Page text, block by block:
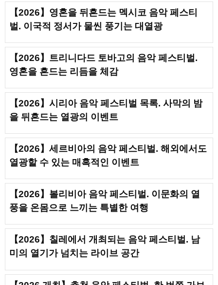
【2026】영혼을 뒤흔드는 멕시코 음악 페스티
벌. 이국적 정서가 물씬 풍기는 대열광
【2026】트리니다드 토바고의 음악 페스티벌.
영혼을 흔드는 리듬을 체감
【2026】시리아 음악 페스티벌 목록. 사막의 밤
을 뒤흔드는 열광의 이벤트
【2026】세르비아의 음악 페스티벌. 해외에서도
열광할 수 있는 매혹적인 이벤트
【2026】볼리비아 음악 페스티벌. 이문화의 열
풍을 온몸으로 느끼는 특별한 여행
【2026】칠레에서 개최되는 음악 페스티벌. 남
미의 열기가 넘치는 라이브 공간